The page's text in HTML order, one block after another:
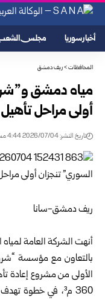
أخبار سوريا مجلس
المحافظات>ريف دمشق
مياه دمشق
أولى مراحل
تاريخ النشر: 2026/07/04 4:44 مساءً
ريف دمشق-سانا‏
أنهتالشركة العامة
الأولى من مشروع إعادة
360 م³، في خطوة